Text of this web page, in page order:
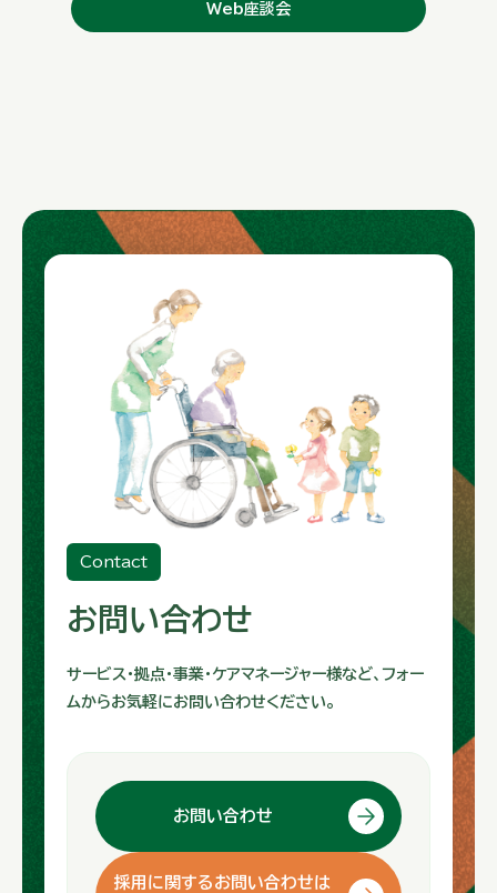
Web座談会
Contact
お問い合わせ
サービス・拠点・事業・ケアマネージャー様など、フォー
ムからお気軽にお問い合わせください。
お問い合わせ
採用に関するお問い合わせは